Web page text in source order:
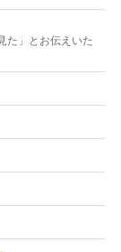
た」とお伝えいた